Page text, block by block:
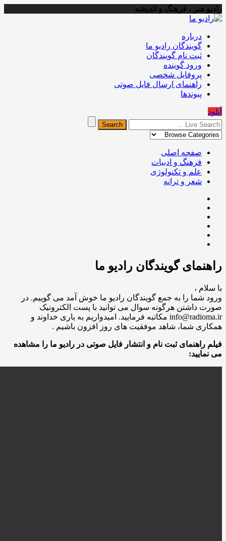
رادیو هنر ، فرهنگ و اندیشه
درباره
گویندگان رادیو ما
ثبت نام گویندگان
ورود گوینده
پروفایل شخصی
راهنمای ارسال فایل صوتی
پیوندها
آپلود
صفحه اصلی
فرهنگ و ادبیات
علم و تکنولوژی
شعر و ترانه
راهنمای گویندگان رادیو ما
با سلام ،
ورود شما را به جمع گویندگان رادیو ما خوش آمد می گوییم. در
صورت داشتن هرگونه سوال می توانید با پست الکترونیک
info@radioma.ir مکاتبه فرمایید. امیدواریم به یاری خداوند و
همکاری شما، شاهد موفقیت های روز افزون باشیم .
فیلم راهنمای ثبت نام و انتشار فایل صوتی در رادیو ما را مشاهده
می نمایید: